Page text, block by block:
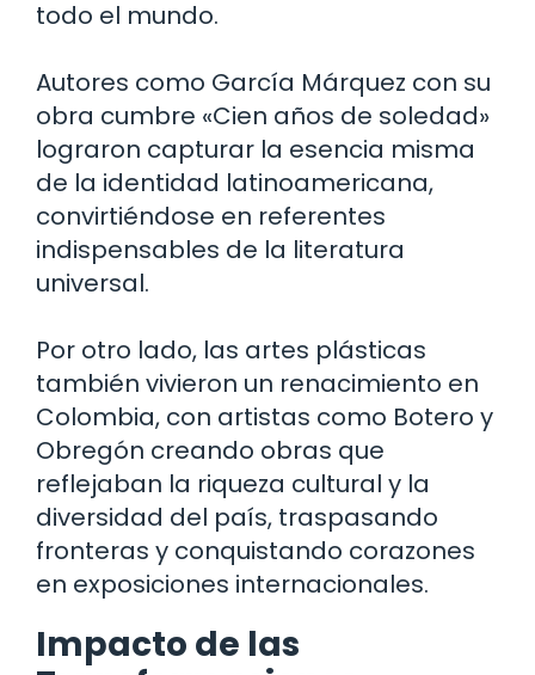
todo el mundo.
Autores como García Márquez con su
obra cumbre «Cien años de soledad»
lograron capturar la esencia misma
de la identidad latinoamericana,
convirtiéndose en referentes
indispensables de la literatura
universal.
Por otro lado, las artes plásticas
también vivieron un renacimiento en
Colombia, con artistas como Botero y
Obregón creando obras que
reflejaban la riqueza cultural y la
diversidad del país, traspasando
fronteras y conquistando corazones
en exposiciones internacionales.
Impacto de las